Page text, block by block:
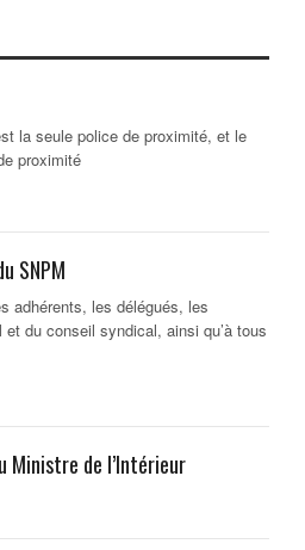
seule police de proximité, et le
proximité
SNPM
adhérents, les délégués, les
du conseil syndical, ainsi qu’à tous
Ministre de l’Intérieur